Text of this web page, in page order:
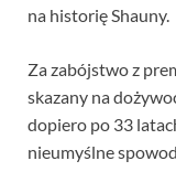
na historię Shauny.
Za zabójstwo z
skazany na
dopiero po 33
nieumyślne